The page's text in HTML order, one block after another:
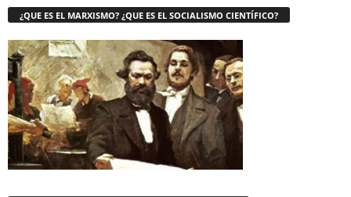
¿QUE ES EL MARXISMO? ¿QUE ES EL SOCIALISMO CIENTÍFICO?